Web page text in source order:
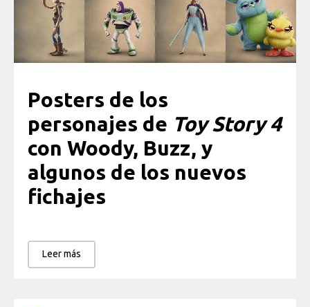
Posters de los
personajes de Toy Story 4
con Woody, Buzz, y
algunos de los nuevos
fichajes
Leer más